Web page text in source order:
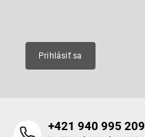
Prihlásiť sa
+421 940 995 209